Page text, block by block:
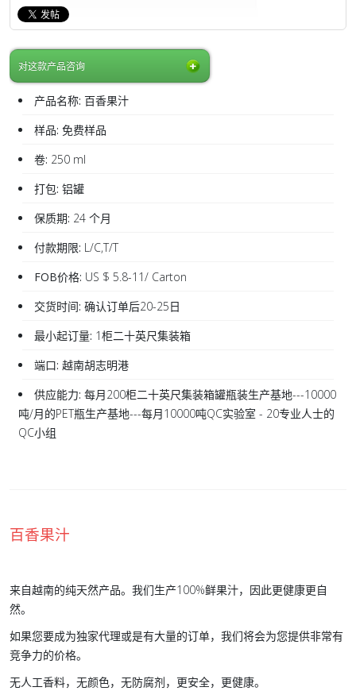
对这款产品咨询
产品名称: 百香果汁
样品: 免费样品
卷: 250 ml
打包: 铝罐
保质期: 24 个月
付款期限: L/C,T/T
FOB价格: US $ 5.8-11/ Carton
交货时间: 确认订单后20-25日
最小起订量: 1柜二十英尺集装箱
端口: 越南胡志明港
供应能力: 每月200柜二十英尺集装箱罐瓶装生产基地---10000
吨/月的PET瓶生产基地---每月10000吨QC实验室 - 20专业人士的
QC小组
百香果汁
来自越南的纯天然产品。我们生产100%鲜果汁，因此更健康更自
然。
如果您要成为独家代理或是有大量的订单，我们将会为您提供非常有
竞争力的价格。
无人工香料，无颜色，无防腐剂，更安全，更健康。